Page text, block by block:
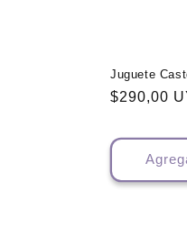
ó
:
Juguete
Precio
$290,00